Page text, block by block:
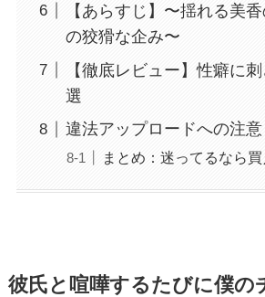
【あらすじ】〜揺れる美
の狡猾な企み〜
【徹底レビュー】性癖に
選
違法アップロードへの注意
まとめ：迷ってるなら買
彼氏と喧嘩するたびに僕の